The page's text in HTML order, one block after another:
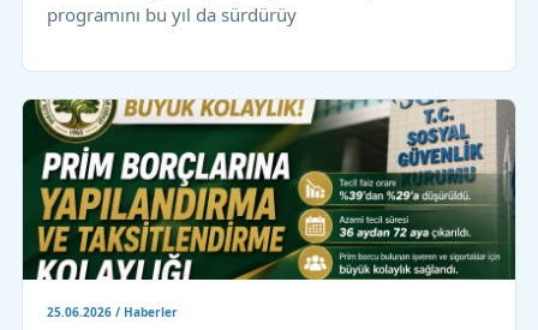
programını bu yıl da sürdürüy
25.06.2026 / Haberler